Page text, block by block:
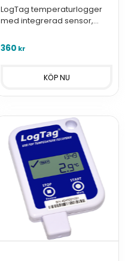
LogTag temperaturlogger
med integrerad sensor,
rapport för -30..+70°C
360 kr